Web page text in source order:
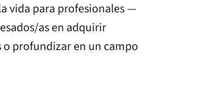
vida para profesionales —
as en adquirir
profundizar en un campo